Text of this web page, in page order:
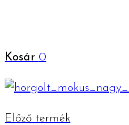
Kosár 0
Előző termék